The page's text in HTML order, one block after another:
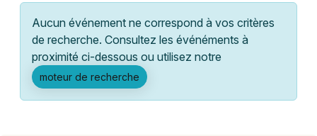
Grands événements
Activité & Expérience
Manifestations
Lille
Lyon
Marseille
Aucun événement ne correspond à vos critères
de recherche. Consultez les événéments à
proximité ci-dessous ou utilisez notre
moteur de recherche
Quand ?
Ce week-end